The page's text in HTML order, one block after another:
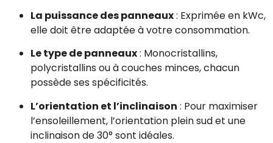
La puissance des panneaux: Exprimée en kWc,
elle doit être adaptée à votre consommation.
Le type de panneaux: Monocristallins,
polycristallins ou à couches minces, chacun
possède ses spécificités.
L’orientation et l’inclinaison : Pour maximiser
l’ensoleillement, l’orientation plein sud et une
inclinaison de 30° sont idéales.